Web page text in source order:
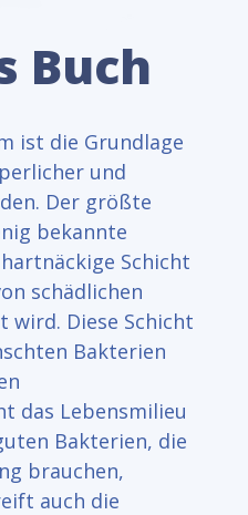
Buch
ist die Grundlage
und
Der größte
bekannte
Schicht
schädlichen
wird. Diese Schicht
Bakterien
das Lebensmilieu
Bakterien, die
brauchen,
auch die